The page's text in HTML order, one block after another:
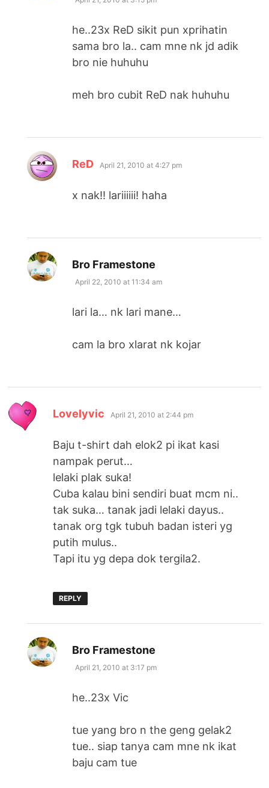
he..23x ReD sikit pun xprihatin
sama bro la.. cam mne nk jd adik
bro nie huhuhu
meh bro cubit ReD nak huhuhu
ReD says:
April 21, 2010 at 4:27 pm
x nak!! lariiiiii! haha
Bro Framestone
April 22, 2010 at 11:34 am
lari la… nk lari mane…
cam la bro xlarat nk kojar
Lovelyvic says:
April 21, 2010 at 2:44 pm
Baju t-shirt dah elok2 pi ikat kasi
nampak perut…
lelaki plak suka!
Cuba kalau bini sendiri buat mcm ni..
tak suka… tanak jadi lelaki dayus..
tanak org tgk tubuh badan isteri yg
putih mulus..
Tapi itu yg depa dok tergila2.
REPLY
Bro Framestone
April 21, 2010 at 3:17 pm
he..23x Vic
tue yang bro n the geng gelak2
tue.. siap tanya cam mne nk ikat
baju cam tue